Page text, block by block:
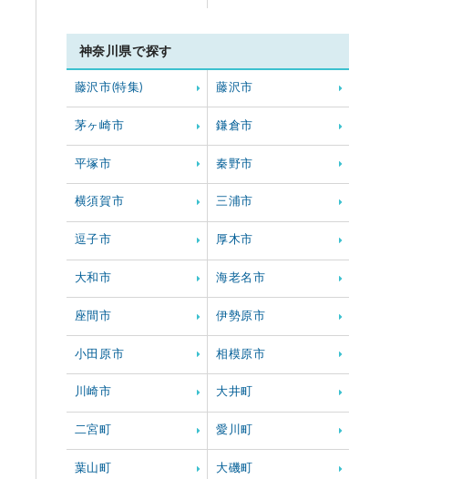
神奈川県で探す
藤沢市(特集) 藤沢市
茅ヶ崎市 鎌倉市
平塚市 秦野市
横須賀市 三浦市
逗子市 厚木市
大和市 海老名市
座間市 伊勢原市
小田原市 相模原市
川崎市 大井町
二宮町 愛川町
葉山町 大磯町